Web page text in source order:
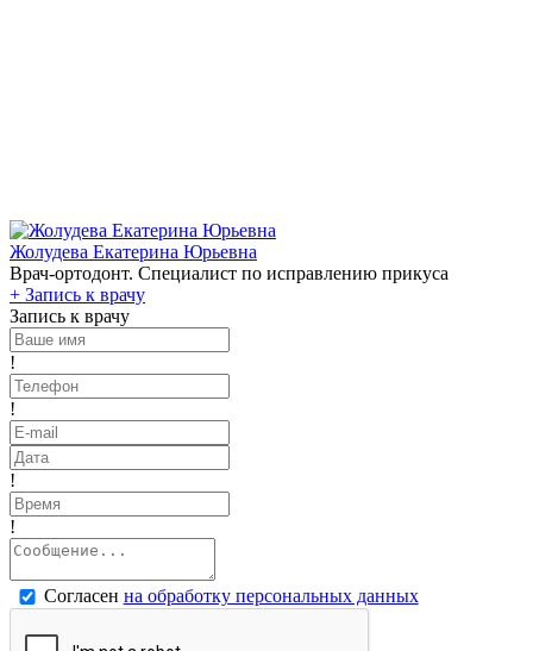
Жолудева Екатерина Юрьевна
Врач-ортодонт. Специалист по исправлению прикуса
+ Запись к врачу
Запись к врачу
!
!
!
!
Согласен на обработку персональных данных